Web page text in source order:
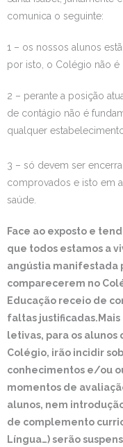
Estudar no CRSI
Contactos
comunica o seguinte:
1 – os nossos alunos
por isto, o Colégio não é
2 – perante a posição
de contágio não é
qualquer
3 – só devem ser
comprovados e isto em
saúde.
Face ao exposto e
que todos estamos a
angústia manifestada
comparecerem no
Educação receio de
faltas
letivas, para os
Colégio, irão incidir
conhecimentos e/ou
momentos de
alunos, nem
de complemento
Língua…) serão